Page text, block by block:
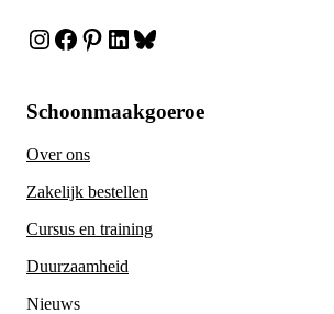
Instagram
Facebook
Pinterest
LinkedIn
Bluesky
Schoonmaakgoeroe
Over ons
Zakelijk bestellen
Cursus en training
Duurzaamheid
Nieuws